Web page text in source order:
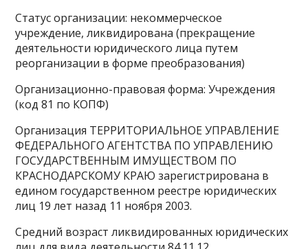
Статус организации: некоммерческое
учреждение, ликвидирована (прекращение
деятельности юридического лица путем
реорганизации в форме преобразования)
Организационно-правовая форма: Учреждения
(код 81 по КОПФ)
Организация ТЕРРИТОРИАЛЬНОЕ УПРАВЛЕНИЕ
ФЕДЕРАЛЬНОГО АГЕНТСТВА ПО УПРАВЛЕНИЮ
ГОСУДАРСТВЕННЫМ ИМУЩЕСТВОМ ПО
КРАСНОДАРСКОМУ КРАЮ зарегистрирована в
едином государственном реестре юридических
лиц 19 лет назад 11 ноября 2003.
Средний возраст ликвидированных юридических